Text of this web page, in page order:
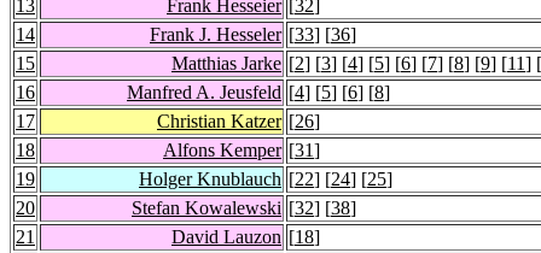
13
Frank Hesseier [32]
14
Frank J. Hesseler [33] [36]
15
Matthias Jarke [2] [3] [4] [5] [6] [7] [8] [9] [11] [
16
Manfred A. Jeusfeld [4] [5] [6] [8]
17
Christian Katzer [26]
18
Alfons Kemper [31]
19
Holger Knublauch [22] [24] [25]
20
Stefan Kowalewski [32] [38]
21
David Lauzon [18]